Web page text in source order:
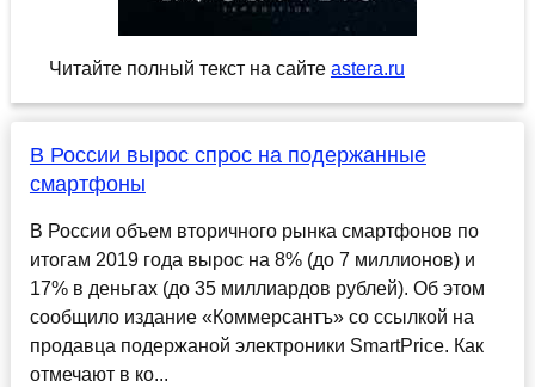
Читайте полный текст на сайте astera.ru
В России вырос спрос на подержанные
смартфоны
В России объем вторичного рынка смартфонов по
итогам 2019 года вырос на 8% (до 7 миллионов) и
17% в деньгах (до 35 миллиардов рублей). Об этом
сообщило издание «Коммерсантъ» со ссылкой на
продавца подержаной электроники SmartPrice. Как
отмечают в ко...